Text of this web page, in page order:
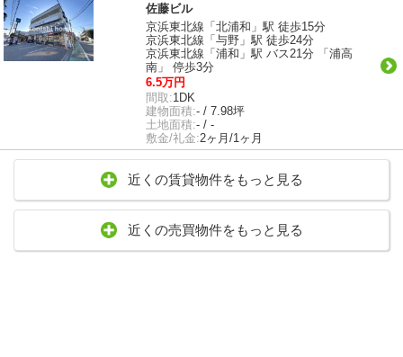
佐藤ビル
京浜東北線「北浦和」駅 徒歩15分
京浜東北線「与野」駅 徒歩24分
京浜東北線「浦和」駅 バス21分 「浦高
南」 停歩3分
6.5万円
間取:1DK
建物面積:- / 7.98坪
土地面積:- / -
敷金/礼金:2ヶ月/1ヶ月
近くの賃貸物件をもっと見る
近くの売買物件をもっと見る